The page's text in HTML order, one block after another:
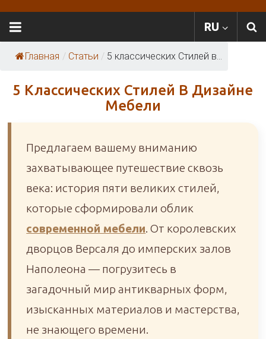
RU
Главная / Статьи / 5 классических Стилей в...
5 Классических Стилей В Дизайне
Мебели
Предлагаем вашему вниманию
захватывающее путешествие сквозь
века: история пяти великих стилей,
которые сформировали облик
современной мебели. От королевских
дворцов Версаля до имперских залов
Наполеона — погрузитесь в
загадочный мир антикварных форм,
изысканных материалов и мастерства,
не знающего времени.